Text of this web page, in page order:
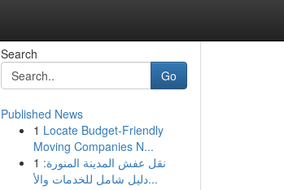
Search
Go
Published News
1 Locate Budget-Friendly
Moving Companies N...
1 نقل عفش المدينة المنورة:
دليل شامل للخدمات والأ...